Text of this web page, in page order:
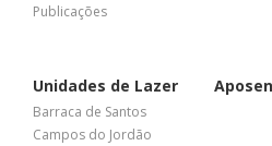
Publicações
Unidades de Lazer
Barraca de Santos
Campos do Jordão